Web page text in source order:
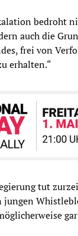
bedroht
auch die
frei von
erhalten.“
tut
jungen